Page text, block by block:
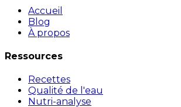
Accueil
Blog
À propos
Ressources
Recettes
Qualité de l'eau
Nutri-analyse